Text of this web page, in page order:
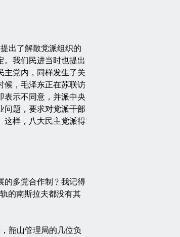
出了解散党派组织的
。我们民进当时也提出
主党内，同样发生了关
候，毛泽东正在苏联访
表示不同意，并派中央
问题，要求对党派干部
这样，八大民主党派得
多党合作制﹖我记得
的南斯拉夫都没有其
韶山管理局的几位负